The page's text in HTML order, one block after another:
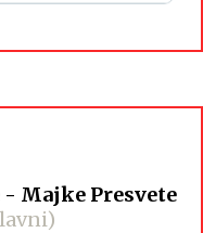
- Majke Presvete